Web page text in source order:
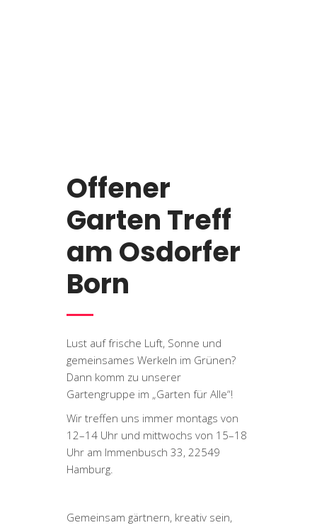
Offener
Garten Treff
am Osdorfer
Born
Lust auf frische Luft, Sonne und
gemeinsames Werkeln im Grünen?
Dann komm zu unserer
Gartengruppe im „Garten für Alle“!
Wir treffen uns immer montags von
12–14 Uhr und mittwochs von 15–18
Uhr am Immenbusch 33, 22549
Hamburg.
Gemeinsam gärtnern, kreativ sein,